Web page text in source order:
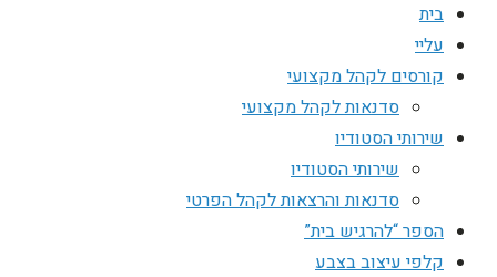
בית
עליי
קורסים לקהל מקצועי
סדנאות לקהל מקצועי
שירותי הסטודיו
שירותי הסטודיו
סדנאות והרצאות לקהל הפרטי
הספר “להרגיש בית”
קלפי עיצוב בצבע